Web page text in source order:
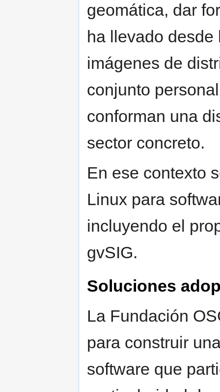
geomática, dar
ha llevado desde
imágenes de
conjunto
conforman una
sector concreto.
En ese contexto
Linux para
incluyendo el
gvSIG.
Soluciones
La Fundación
para construir
software que